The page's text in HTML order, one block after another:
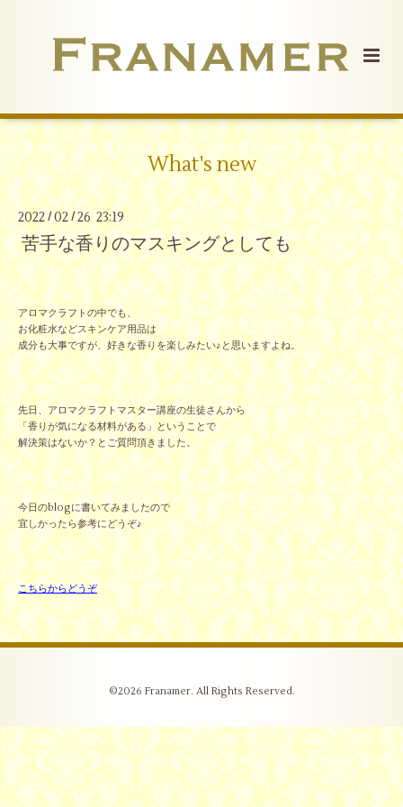
What's new
2022/02 /26 23:19
苦手な香りのマスキングとしても
アロマクラフトの中でも、
お化粧水などスキンケア用品は
成分も大事ですが、好きな香りを楽しみたい♪と思いますよね。
先日、アロマクラフトマスター講座の生徒さんから
「香りが気になる材料がある」ということで
解決策はないか？とご質問頂きました。
今日のblogに書いてみましたので
宜しかったら参考にどうぞ♪
こちらからどうぞ
©2026 Franamer. All Rights Reserved.